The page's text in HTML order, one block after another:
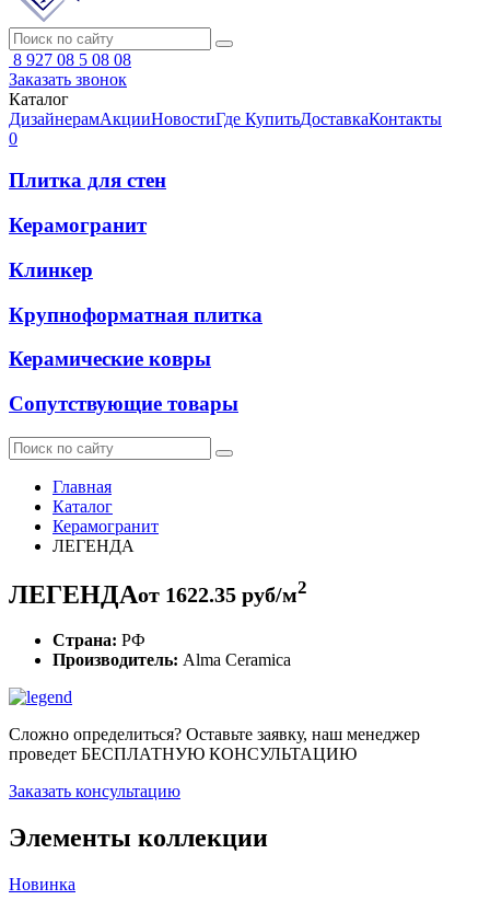
8 927 08 5 08 08
Заказать звонок
Каталог
ДизайнерамАкцииНовостиГде КупитьДоставкаКонтакты
0
Плитка для стен
Керамогранит
Клинкер
Крупноформатная плитка
Керамические ковры
Сопутствующие товары
Главная
Каталог
Керамогранит
ЛЕГЕНДА
ЛЕГЕНДАот 1622.35 руб/м2
Страна: РФ
Производитель: Alma Ceramica
Сложно определиться? Оставьте заявку, наш менеджер
проведет БЕСПЛАТНУЮ КОНСУЛЬТАЦИЮ
Заказать консультацию
Элементы коллекции
Новинка